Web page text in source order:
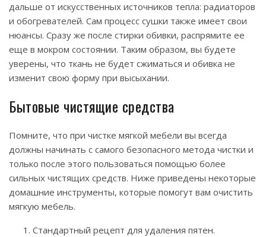
дальше от искусственных источников тепла: радиаторов
и обогревателей. Сам процесс сушки также имеет свои
нюансы. Сразу же после стирки обивки, распрямите ее
еще в мокром состоянии. Таким образом, вы будете
уверены, что ткань не будет сжиматься и обивка не
изменит свою форму при высыхании.
Бытовые чистящие средства
Помните, что при чистке мягкой мебели вы всегда
должны начинать с самого безопасного метода чистки и
только после этого пользоваться помощью более
сильных чистящих средств. Ниже приведены некоторые
домашние инструменты, которые помогут вам очистить
мягкую мебель.
Стандартный рецепт для удаления пятен.